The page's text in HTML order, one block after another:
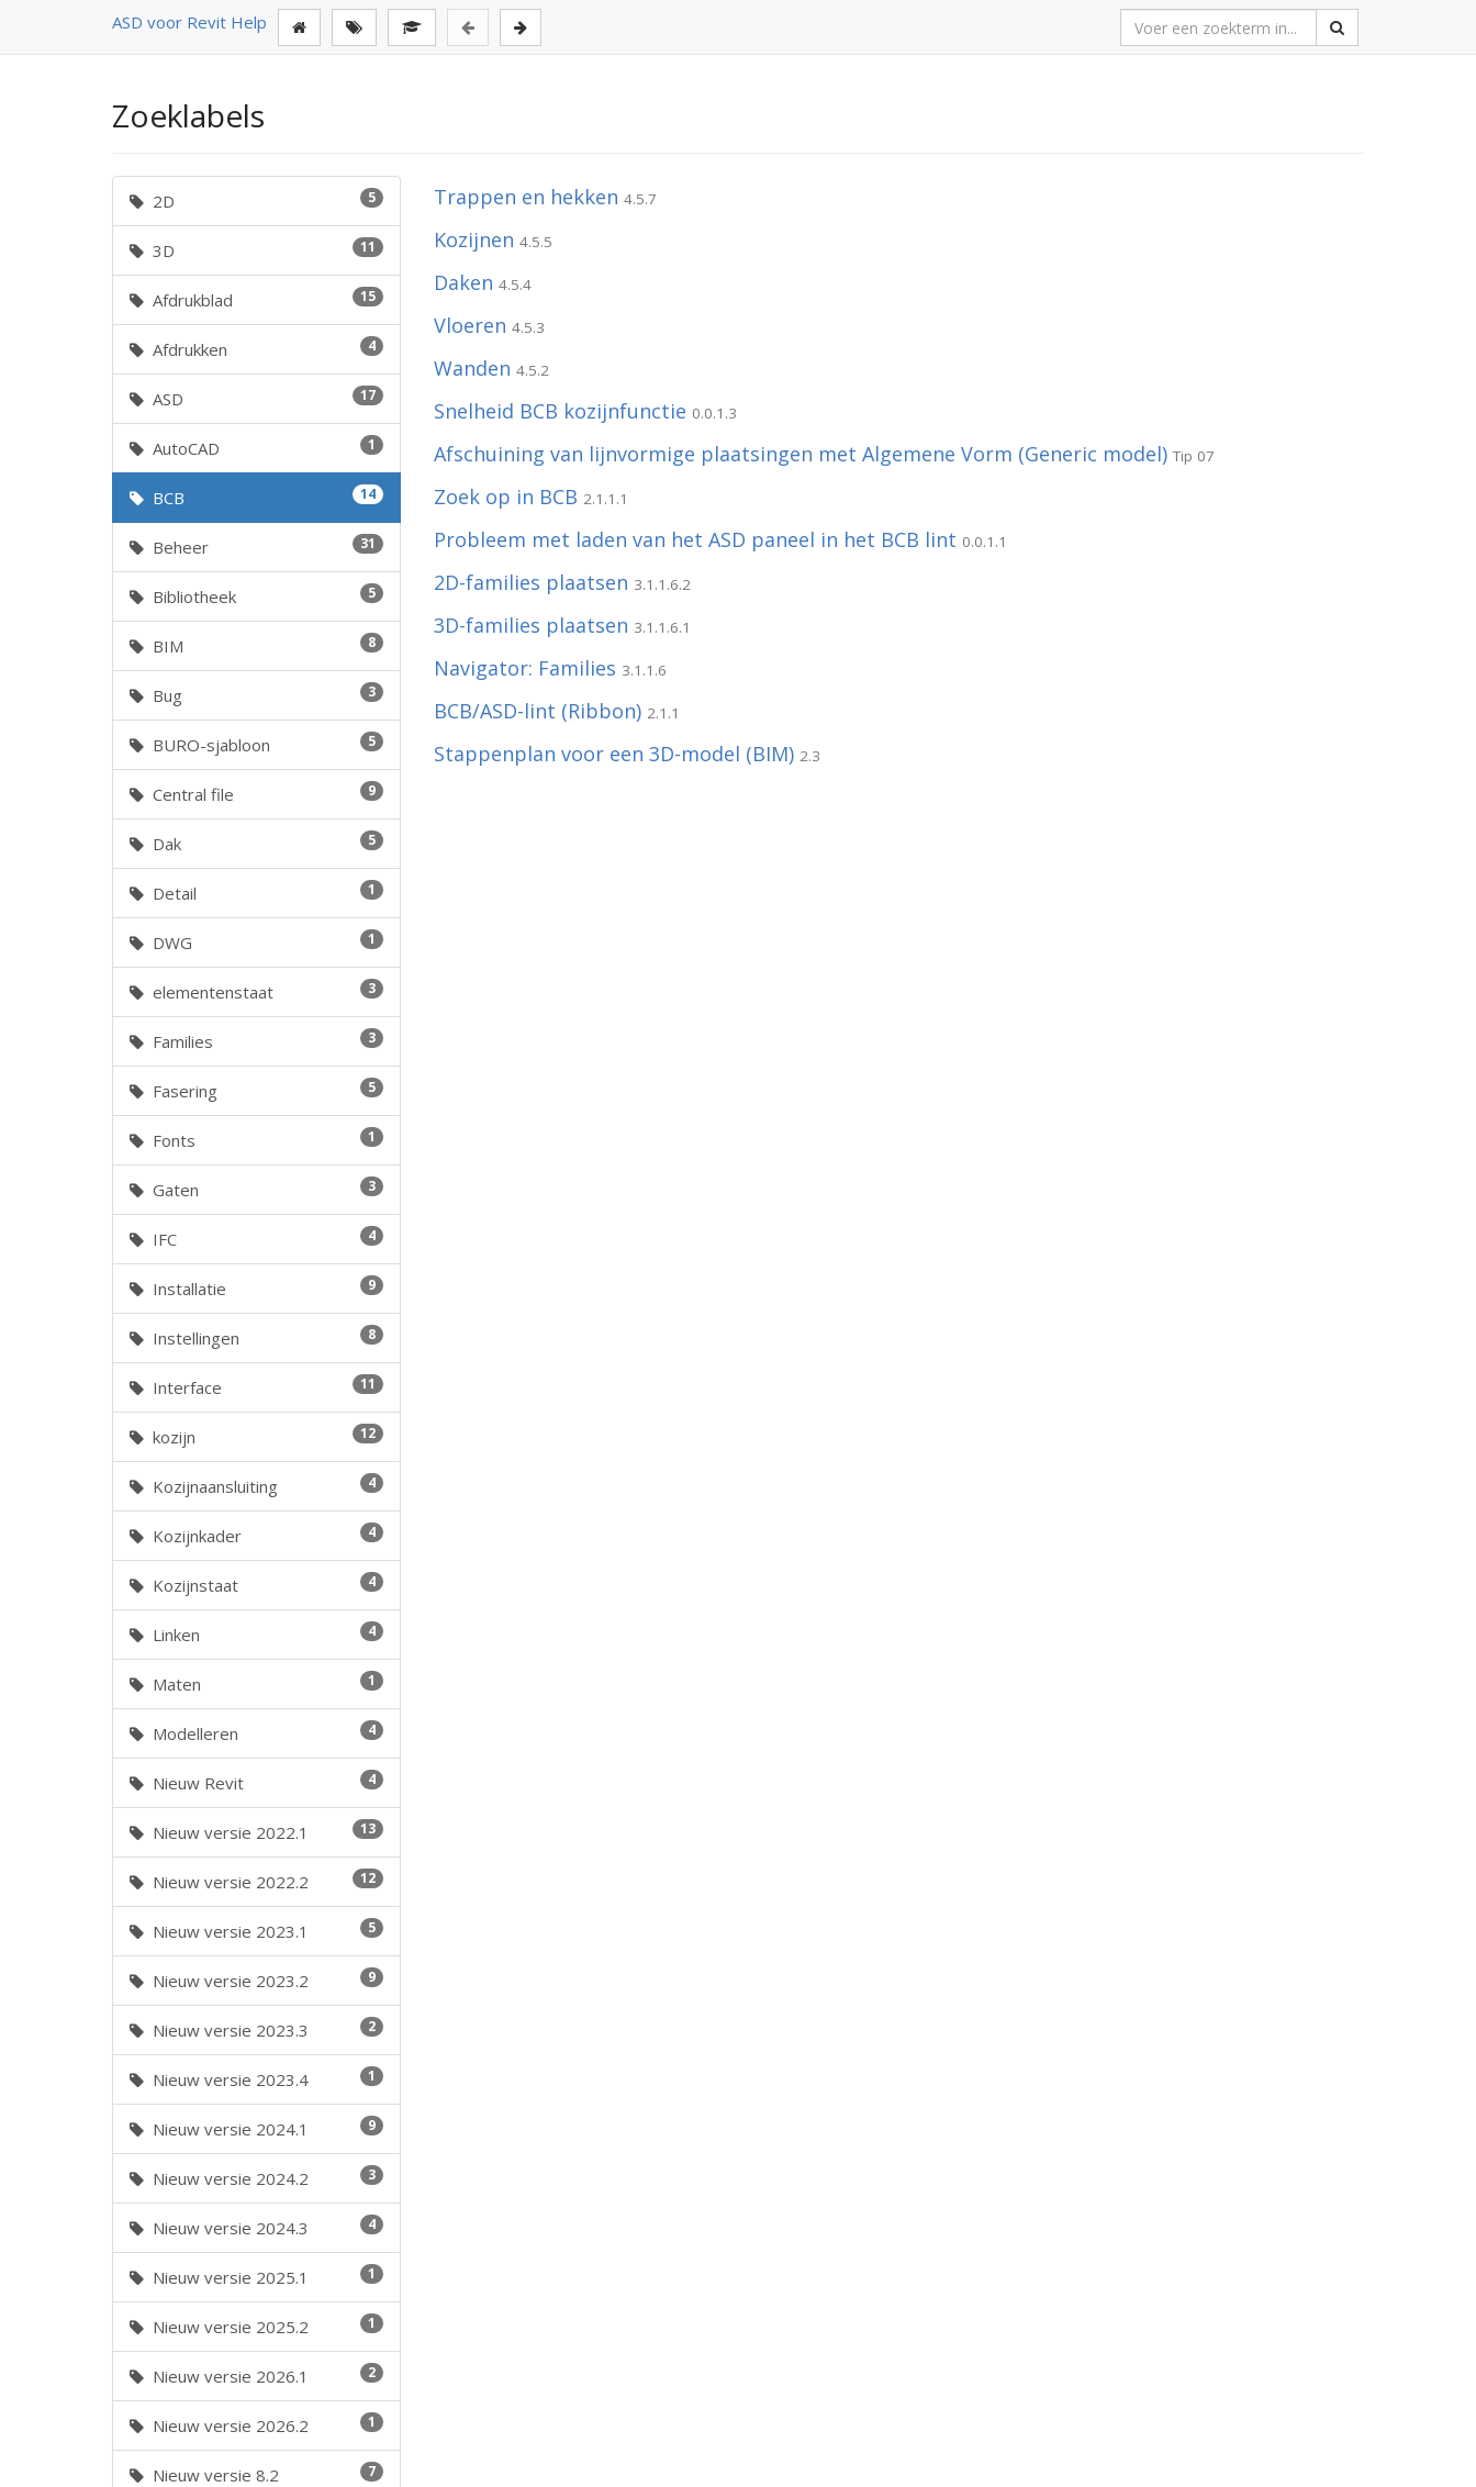
ASD voor Revit Help
Zoeklabels
5
2D
11
3D
15
Afdrukblad
4
Afdrukken
17
ASD
1
AutoCAD
14
BCB
31
Beheer
5
Bibliotheek
8
BIM
3
Bug
5
BURO-sjabloon
9
Central file
5
Dak
1
Detail
1
DWG
3
elementenstaat
3
Families
5
Fasering
1
Fonts
3
Gaten
4
IFC
9
Installatie
8
Instellingen
11
Interface
12
kozijn
4
Kozijnaansluiting
4
Kozijnkader
4
Kozijnstaat
4
Linken
1
Maten
4
Modelleren
4
Nieuw Revit
13
Nieuw versie 2022.1
12
Nieuw versie 2022.2
5
Nieuw versie 2023.1
9
Nieuw versie 2023.2
2
Nieuw versie 2023.3
1
Nieuw versie 2023.4
9
Nieuw versie 2024.1
3
Nieuw versie 2024.2
4
Nieuw versie 2024.3
1
Nieuw versie 2025.1
1
Nieuw versie 2025.2
2
Nieuw versie 2026.1
1
Nieuw versie 2026.2
7
Nieuw versie 8.2
Trappen en hekken 4.5.7
Kozijnen 4.5.5
Daken 4.5.4
Vloeren 4.5.3
Wanden 4.5.2
Snelheid BCB kozijnfunctie 0.0.1.3
Afschuining van lijnvormige plaatsingen met Algemene Vorm (Generic model) Tip 07
Zoek op in BCB 2.1.1.1
Probleem met laden van het ASD paneel in het BCB lint 0.0.1.1
2D-families plaatsen 3.1.1.6.2
3D-families plaatsen 3.1.1.6.1
Navigator: Families 3.1.1.6
BCB/ASD-lint (Ribbon) 2.1.1
Stappenplan voor een 3D-model (BIM) 2.3